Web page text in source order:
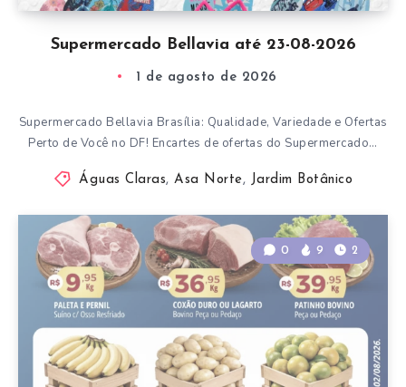
Supermercado Bellavia até 23-08-2026
1 de agosto de 2026
Supermercado Bellavia Brasília: Qualidade, Variedade e Ofertas
Perto de Você no DF! Encartes de ofertas do Supermercado…
Águas Claras,Asa Norte, Jardim Botânico
0 9 2